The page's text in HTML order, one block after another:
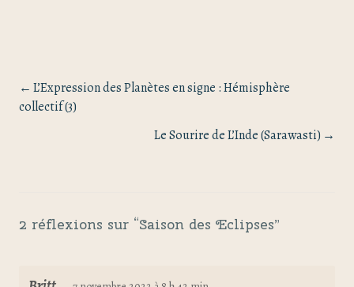
L’Expression des Planètes en signe : Hémisphère
collectif (3)
Le Sourire de L’Inde (Sarawasti)
2 réflexions sur “Saison des Eclipses”